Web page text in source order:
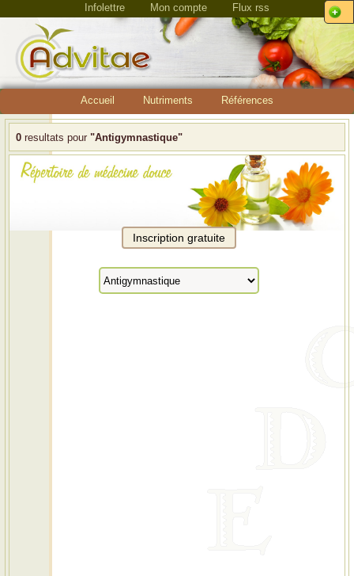
Infolettre Mon compte Flux rss
Accueil Nutriments Références
0 resultats pour "Antigymnastique"